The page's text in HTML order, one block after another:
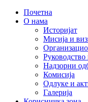
Почетна
О нама
Историјат
Мисија и
Руководство
Надзорни
Комисија
Одлуке и
Галерија